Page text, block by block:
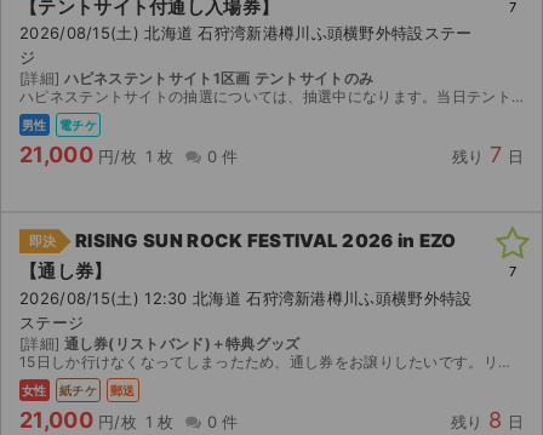
【テントサイト付通し⼊場券】
2026/08/15(土) 北海道 石狩湾新港樽川ふ頭横野外特設ステー
ジ
[詳細] ハピネステントサイト1区画 テントサイトのみ
ハピネステントサイトの抽選については、抽選中になります。当日テントサイトに付きしだいアプリにてチェックインさせていただきますのでよろしくお願いいたします。
男性 電チケ
21,000 円/枚 1 枚 0 件 残り 7 日
7
即決
RISING SUN ROCK FESTIVAL 2026 in EZO
【通し券】
2026/08/15(土) 12:30 北海道 石狩湾新港樽川ふ頭横野外特設
ステージ
[詳細] 通し券(リストバンド)＋特典グッズ
15日しか行けなくなってしまったため、通し券をお譲りしたいです。リストバンドと特典グッズが手元に届いているため、郵送いたします。
女性 紙チケ 郵送
21,000 円/枚 1 枚 0 件 残り 8 日
7